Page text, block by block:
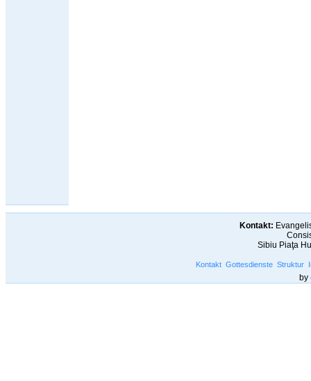
Kontakt:
Sibiu Piaţa
Kontakt Gottesdienste Struktur
by